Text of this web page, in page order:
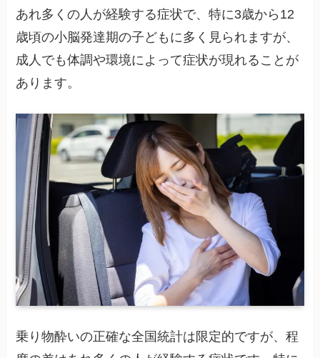
あれ多くの人が経験する症状で、特に3歳から12
歳頃の小脳発達期の子どもに多く見られますが、
成人でも体調や環境によって症状が現れることが
あります。
乗り物酔いの正確な全国統計は限定的ですが、程